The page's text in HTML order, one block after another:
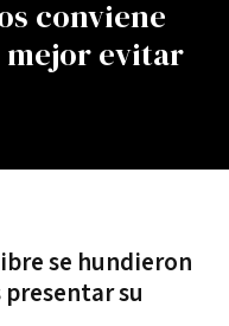
conviene
mejor evitar
se hundieron
su